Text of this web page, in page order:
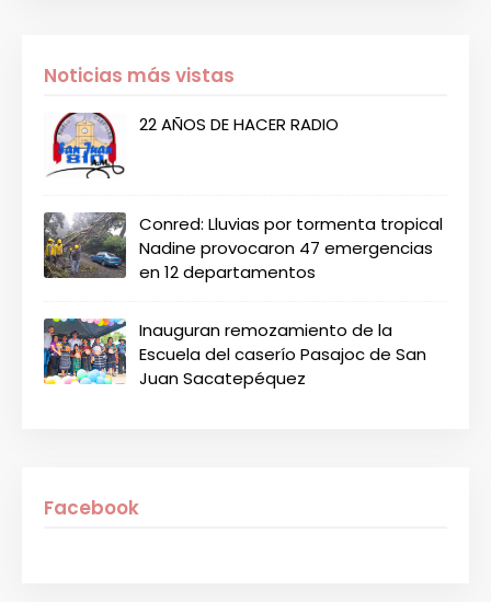
Noticias más vistas
22 AÑOS DE HACER RADIO
Conred: Lluvias por tormenta tropical
Nadine provocaron 47 emergencias
en 12 departamentos
Inauguran remozamiento de la
Escuela del caserío Pasajoc de San
Juan Sacatepéquez
Facebook